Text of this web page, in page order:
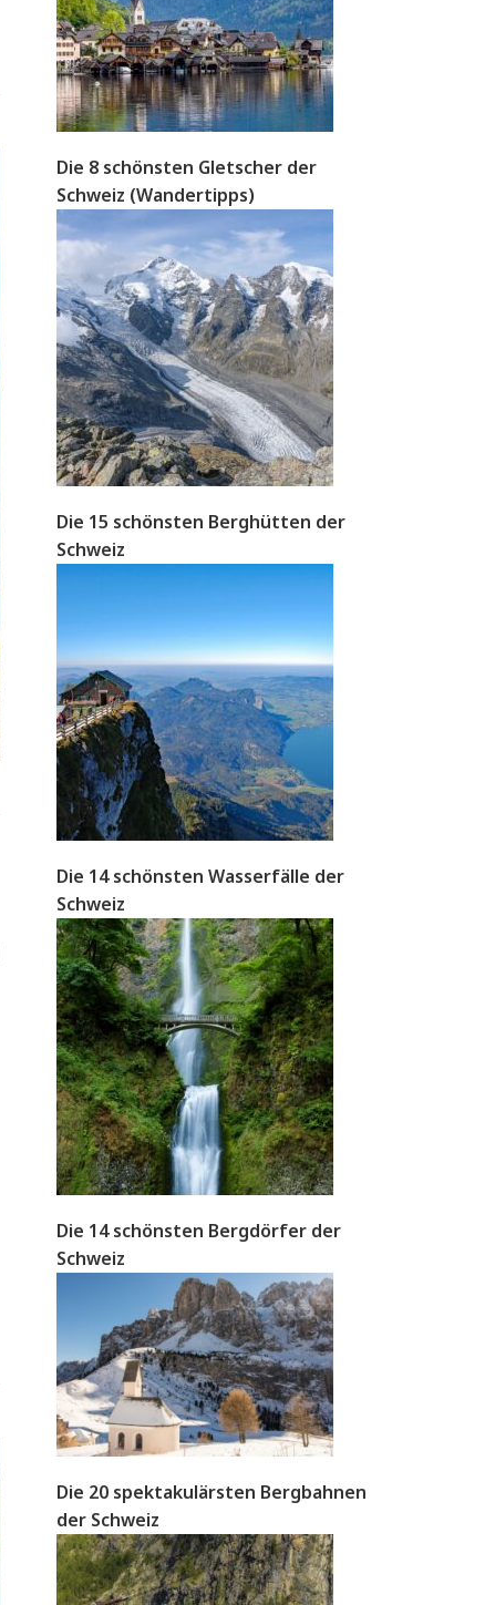
Die 8 schönsten Gletscher der
Schweiz (Wandertipps)
Die 15 schönsten Berghütten der
Schweiz
Die 14 schönsten Wasserfälle der
Schweiz
Die 14 schönsten Bergdörfer der
Schweiz
Die 20 spektakulärsten Bergbahnen
der Schweiz